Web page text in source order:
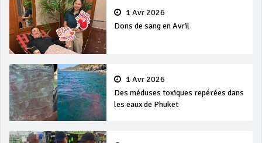
1 Avr 2026
Dons de sang en Avril
1 Avr 2026
Des méduses toxiques repérées dans
les eaux de Phuket